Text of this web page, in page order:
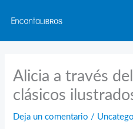
contenido
Alicia a través
clásicos
Deja un comentario /